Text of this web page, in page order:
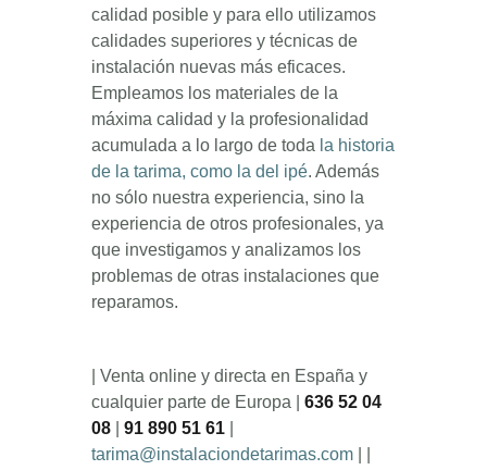
calidad posible y para ello utilizamos
calidades superiores y técnicas de
instalación nuevas más eficaces.
Empleamos los materiales de la
máxima calidad y la profesionalidad
acumulada a lo largo de toda la historia
de la tarima, como la del ipé. Además
no sólo nuestra experiencia, sino la
experiencia de otros profesionales, ya
que investigamos y analizamos los
problemas de otras instalaciones que
reparamos.
| Venta online y directa en España y
cualquier parte de Europa | 636 52 04
08
91 890 51 61
tarima@instalaciondetarimas.com